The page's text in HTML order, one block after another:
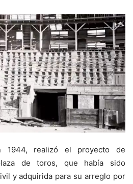
1944, realizó el proyecto de
de toros, que había sido
y adquirida para su arreglo por